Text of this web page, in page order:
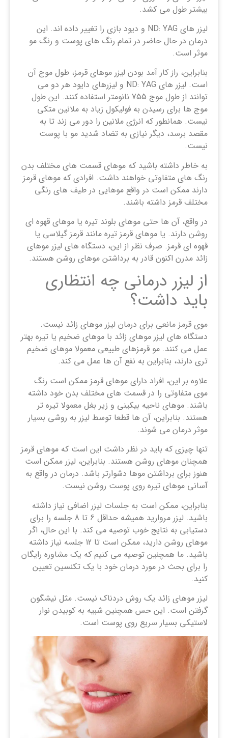
بیشتر طول می کشد.
لیزر های ND: YAG و دیود بازی را تغییر داده اند. این
درمان در حال حاضر در تمام رنگ های پوست و رنگ مو
موثر است.
بنابراین، راز کار آمد بودن لیزر موهای قرمز، طول موج آن
است. لیزر های ND: YAG و لیزرهای دایود هر دو می
توانند از طول موج 755 نانومتر استفاده کنند. این طول
موج ها برای رسیدن به فولیکول زیاد به ملانین متکی
نیست. همانطور که انرژی ملانین را دور می زند تا به
مقصد برسد، دیگر نیازی به تضاد شدید مو با پوست
نیست.
به خاطر داشته باشید که موهای قسمت های مختلف بدن
رنگ های متفاوتی خواهند داشت. افرادی که موهای قرمز
دارند ممکن است در واقع موهایی در طیف های رنگی
مختلف قرمز داشته باشند.
در واقع، آن ها حتی موهای بلوند تیره یا موهای قهوه ای
روشن دارند. یا موهای قرمز تیره مانند قرمز گیلاسی یا
قهوه ای قرمز. صرف نظر از این، دستگاه های لیزر موهای
زائد مدرن اکنون قادر به برداشتن موهای روشن هستند.
از لیزر درمانی چه انتظاری
باید داشت؟
موی قرمز مانعی برای درمان لیزر موهای زائد نیست.
دستگاه های لیزر موهای زائد با موهای ضخیم یا تیره بهتر
عمل می کنند. مو قرمزهای طبیعی معمولا موهای ضخیم
تری دارند، بنابراین به نفع آن ها عمل می کند.
علاوه بر این، افراد دارای موهای قرمز ممکن است رنگ
موی متفاوتی را در قسمت ‌های مختلف بدن خود داشته
باشند. موهای ناحیه بیکینی و زیر بغل معمولا تیره تر
هستند. بنابراین، آن ها قطعا توسط لیزر به روشی بسیار
موثر درمان می شوند.
تنها چیزی که باید در نظر داشت این است که موهای قرمز
همچنان موهای روشن هستند. بنابراین، لیزر ممکن است
هنوز برای برداشتن موها دشوارتر باشد. درمان در واقع به
آسانی موهای تیره روی پوست روشن نیست.
بنابراین، ممکن است به جلسات لیزر اضافی نیاز داشته
باشید. لیزر مروارید همیشه حداقل 6 تا 8 جلسه را برای
دستیابی به نتایج خوب توصیه می کند. با این حال، اگر
موهای روشن دارید، ممکن است تا 12 جلسه نیاز داشته
باشید. ما همچنین توصیه می کنیم که یک مشاوره رایگان
را برای بحث در مورد درمان خود با یک تکنسین تعیین
کنید.
لیزر موهای زائد یک روش دردناک نیست. مثل نیشگون
گرفتن است. این حس همچنین شبیه به کوبیدن نوار
لاستیکی بسیار سریع روی پوست است.